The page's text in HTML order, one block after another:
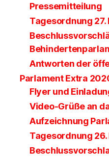
Pressemitteilung
Tagesordnung
Antworten der
Parlament Extra
Flyer und
Video-Grüße an
Aufzeichnung
Tagesordnung